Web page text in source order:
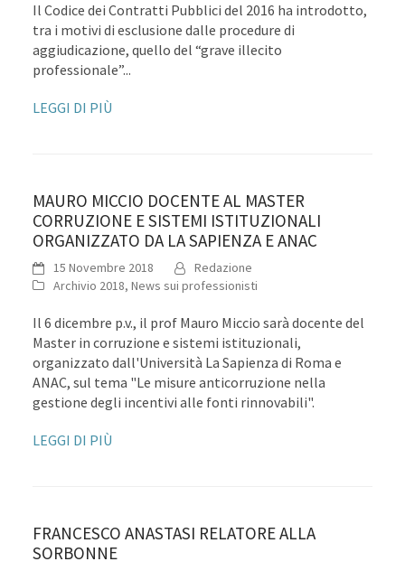
Il Codice dei Contratti Pubblici del 2016 ha introdotto,
tra i motivi di esclusione dalle procedure di
aggiudicazione, quello del “grave illecito
professionale”...
LEGGI DI PIÙ
MAURO MICCIO DOCENTE AL MASTER
CORRUZIONE E SISTEMI ISTITUZIONALI
ORGANIZZATO DA LA SAPIENZA E ANAC
15 Novembre 2018
Redazione
Archivio 2018, News sui professionisti
Il 6 dicembre p.v., il prof Mauro Miccio sarà docente del
Master in corruzione e sistemi istituzionali,
organizzato dall'Università La Sapienza di Roma e
ANAC, sul tema "Le misure anticorruzione nella
gestione degli incentivi alle fonti rinnovabili".
LEGGI DI PIÙ
FRANCESCO ANASTASI RELATORE ALLA
SORBONNE